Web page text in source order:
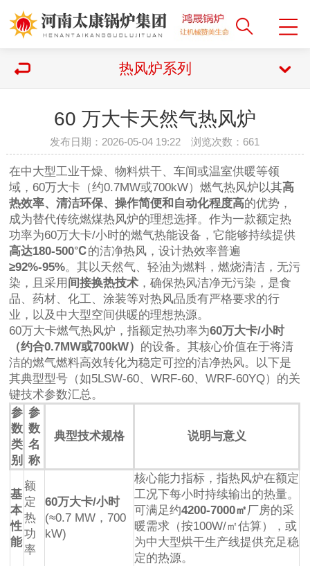
热风炉系列
60 万大卡天然气热风炉
发布日期：2026-05-04 19:22 浏览次数： 661
在中大型工业干燥、物料烘干、车间或温室供暖等领
域，60万大卡（约0.7MW或700kW）燃气热风炉以其高
热效率、清洁环保、操作简便和自动化程度高的优势，
成为替代传统燃煤热风炉的理想选择。作为一款额定热
功率为60万大卡/小时的燃气热能设备，它能够持续提供
高达180-500℃的洁净热风，设计热效率普遍
≥92%-95%。其以天然气、轻油为燃料，燃烧清洁，无污
染，且采用 间接换热技术 ，确保热风洁净无污染，是食
品、药材、化工、涂装等对热风品质有严格要求的行
业，以及中大型空间供暖的理想热源。
60万大卡燃气热风炉，指额定热功率为60万大卡/小时
（约合0.7MW或700kW） 的设备。其核心价值在于将清
洁的燃气燃料高效转化为稳定可控的洁净热风。以下是
其典型型号（如5LSW-60、WRF-60、WRF-60YQ）的关
键技术参数汇总。
参
数
类
别
参
数
名
称
典型技术规格 说明与意义
基
本
性
能
额
定
热
功
率
60万大卡/小时
(≈0.7 MW，700
kW)
核心能力指标，指热风炉在额定
工况下每小时持续输出的热量。
可满足约4200-7000㎡厂房的采
暖需求（按100W/㎡估算），或
为中大型烘干生产线提供充足稳
定的热源。